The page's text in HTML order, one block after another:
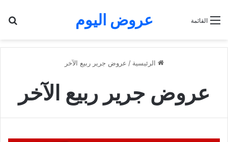
عروض اليوم القائمة
الرئيسية / عروض جرير ربيع الآخر
عروض جرير ربيع الآخر